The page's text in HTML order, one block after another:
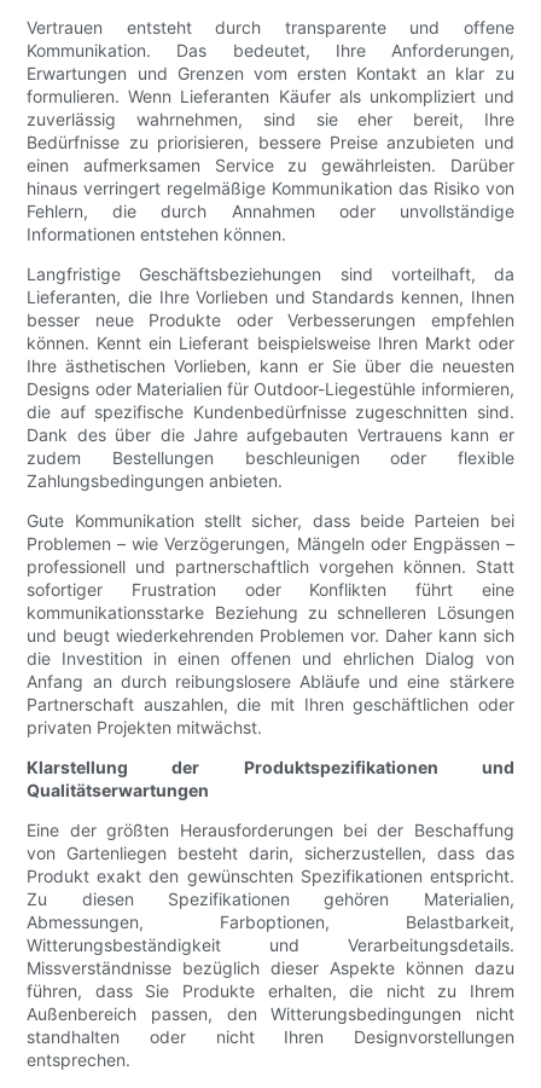
Vertrauen entsteht durch transparente und offene
Kommunikation. Das bedeutet, Ihre Anforderungen,
Erwartungen und Grenzen vom ersten Kontakt an klar zu
formulieren. Wenn Lieferanten Käufer als unkompliziert und
zuverlässig wahrnehmen, sind sie eher bereit, Ihre
Bedürfnisse zu priorisieren, bessere Preise anzubieten und
einen aufmerksamen Service zu gewährleisten. Darüber
hinaus verringert regelmäßige Kommunikation das Risiko von
Fehlern, die durch Annahmen oder unvollständige
Informationen entstehen können.
Langfristige Geschäftsbeziehungen sind vorteilhaft, da
Lieferanten, die Ihre Vorlieben und Standards kennen, Ihnen
besser neue Produkte oder Verbesserungen empfehlen
können. Kennt ein Lieferant beispielsweise Ihren Markt oder
Ihre ästhetischen Vorlieben, kann er Sie über die neuesten
Designs oder Materialien für Outdoor-Liegestühle informieren,
die auf spezifische Kundenbedürfnisse zugeschnitten sind.
Dank des über die Jahre aufgebauten Vertrauens kann er
zudem Bestellungen beschleunigen oder flexible
Zahlungsbedingungen anbieten.
Gute Kommunikation stellt sicher, dass beide Parteien bei
Problemen – wie Verzögerungen, Mängeln oder Engpässen –
professionell und partnerschaftlich vorgehen können. Statt
sofortiger Frustration oder Konflikten führt eine
kommunikationsstarke Beziehung zu schnelleren Lösungen
und beugt wiederkehrenden Problemen vor. Daher kann sich
die Investition in einen offenen und ehrlichen Dialog von
Anfang an durch reibungslosere Abläufe und eine stärkere
Partnerschaft auszahlen, die mit Ihren geschäftlichen oder
privaten Projekten mitwächst.
Klarstellung der Produktspezifikationen und
Qualitätserwartungen
Eine der größten Herausforderungen bei der Beschaffung
von Gartenliegen besteht darin, sicherzustellen, dass das
Produkt exakt den gewünschten Spezifikationen entspricht.
Zu diesen Spezifikationen gehören Materialien,
Abmessungen, Farboptionen, Belastbarkeit,
Witterungsbeständigkeit und Verarbeitungsdetails.
Missverständnisse bezüglich dieser Aspekte können dazu
führen, dass Sie Produkte erhalten, die nicht zu Ihrem
Außenbereich passen, den Witterungsbedingungen nicht
standhalten oder nicht Ihren Designvorstellungen
entsprechen.